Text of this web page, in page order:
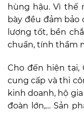
hùng hậu. Vì thế
bày đều đảm bảo
lượng tốt, bền
chuẩn, tính thẩm
Cho đến hiện tại,
cung cấp và thi
kinh doanh, hộ
đoàn lớn,… Sản